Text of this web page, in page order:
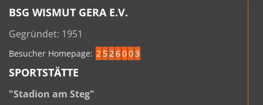
BSG WISMUT GERA E.V.
Gegründet: 1951
Besucher Homepage: 2 526003
SPORTSTÄTTE
"Stadion am Steg"